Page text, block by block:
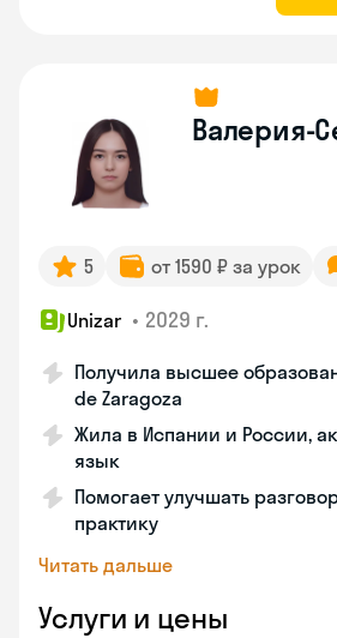
Валерия-
5 от 1590 ₽ за урок
Unizar • 2029 г.
Получила высшее
de Zaragoza
Жила в Испании и России,
язык
Помогает улучшать
практику
Читать дальше
Услуги и цены